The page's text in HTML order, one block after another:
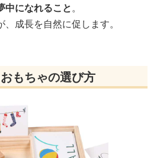
中になれること。
成長を自然に促します。
もちゃの選び方